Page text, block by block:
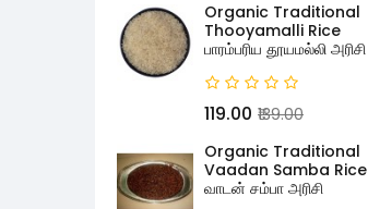
Organic Traditional
Thooyamalli Rice
பாரம்பரிய தூயமல்லி அரிசி
₹119.00 ₹139.00
Organic Traditional
Vaadan Samba Rice
வாடன் சம்பா அரிசி